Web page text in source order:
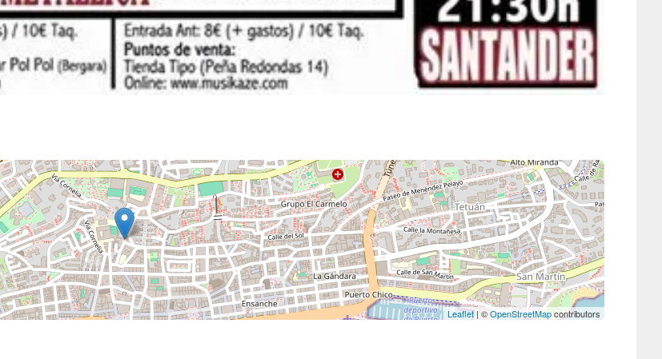
Leaflet| ©OpenStreetMapcontributors